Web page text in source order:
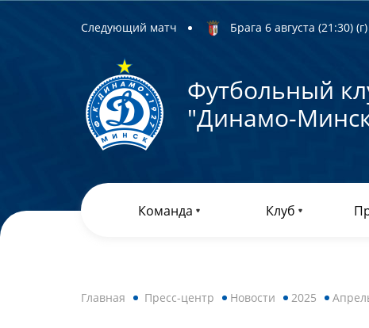
Следующий матч Брага 6 августа (21:30) (г)
Футбольный
"Динамо-
Команда Клуб
Главная Пресс-центр Новости 2025